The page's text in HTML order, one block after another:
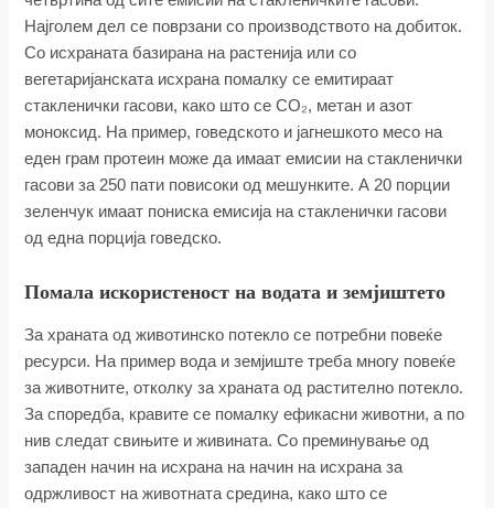
Најголем дел се поврзани со производството на добиток.
Со исхраната базирана на растенија или со
вегетаријанската исхрана помалку се емитираат
стакленички гасови, како што се CO₂, метан и азот
моноксид. На пример, говедското и јагнешкото месо на
еден грам протеин може да имаат емисии на стакленички
гасови за 250 пати повисоки од мешунките. А 20 порции
зеленчук имаат пониска емисија на стакленички гасови
од една порција говедско.
Помала искористеност на водата и земјиштето
За храната од животинско потекло се потребни повеќе
ресурси. На пример вода и земјиште треба многу повеќе
за животните, отколку за храната од растително потекло.
За споредба, кравите се помалку ефикасни животни, а по
нив следат свињите и живината. Со преминување од
западен начин на исхрана на начин на исхрана за
одржливост на животната средина, како што се